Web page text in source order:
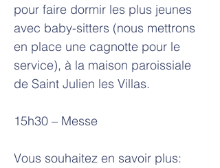
pour faire dormir les plus jeunes
avec baby-sitters (nous mettrons
en place une cagnotte pour le
service), à la maison paroissiale
de Saint Julien les Villas.
15h30 – Messe
Vous souhaitez en savoir plus: